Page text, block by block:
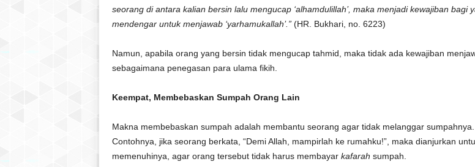
seorang di antara kalian bersin lalu mengucap ‘alhamdulillah’, maka menjadi kewajiban bagi
mendengar untuk menjawab ‘yarhamukallah’.” (HR. Bukhari, no. 6223)
Namun, apabila orang yang bersin tidak mengucap tahmid, maka tidak ada kewajiban
sebagaimana penegasan para ulama fikih.
Keempat, Membebaskan Sumpah Orang Lain
Makna membebaskan sumpah adalah membantu seorang agar tidak melanggar sumpahnya.
Contohnya, jika seorang berkata, “Demi Allah, mampirlah ke rumahku!”, maka dianjurkan
memenuhinya, agar orang tersebut tidak harus membayar kafarah sumpah.